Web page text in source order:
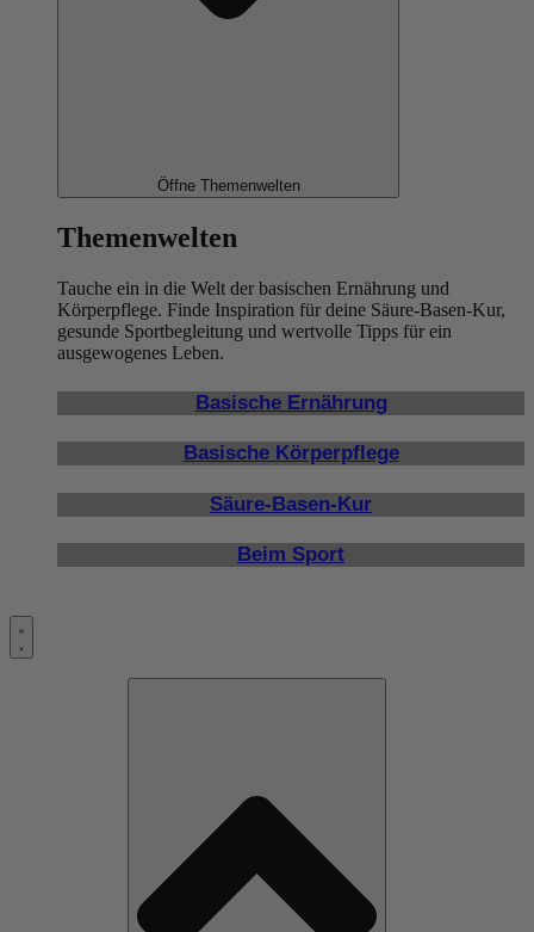
Öffne Themenwelten
Themenwelten
Tauche ein in die Welt der basischen Ernährung und
Körperpflege. Finde Inspiration für deine Säure-Basen-Kur,
gesunde Sportbegleitung und wertvolle Tipps für ein
ausgewogenes Leben.
Basische Ernährung
Basische Körperpflege
Säure-Basen-Kur
Beim Sport